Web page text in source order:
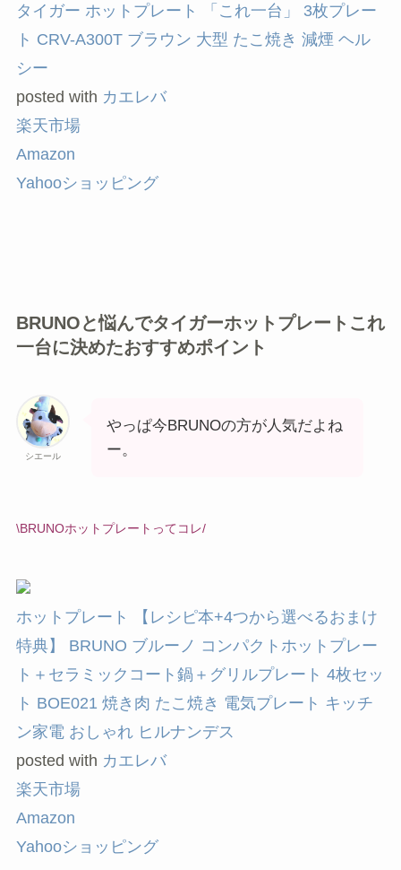
タイガー ホットプレート 「これ一台」 3枚プレー
ト CRV-A300T ブラウン 大型 たこ焼き 減煙 ヘル
シー
posted with カエレバ
楽天市場
Amazon
Yahooショッピング
BRUNOと悩んでタイガーホットプレートこれ
一台に決めたおすすめポイント
シエール
やっぱ今BRUNOの方が人気だよね
ー。
\BRUNOホットプレートってコレ/
ホットプレート 【レシピ本+4つから選べるおまけ
特典】 BRUNO ブルーノ コンパクトホットプレー
ト＋セラミックコート鍋＋グリルプレート 4枚セッ
ト BOE021 焼き肉 たこ焼き 電気プレート キッチ
ン家電 おしゃれ ヒルナンデス
posted with カエレバ
楽天市場
Amazon
Yahooショッピング